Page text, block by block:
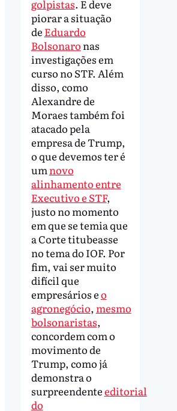
golpistas. E deve
piorar a situação
de Eduardo
Bolsonaro nas
investigações em
curso no STF. Além
disso, como
Alexandre de
Moraes também foi
atacado pela
empresa de Trump,
o que devemos ter é
umnovo
alinhamento entre
Executivo e STF,
justo no momento
em que se temia que
a Corte titubeasse
no tema do IOF. Por
fim, vai ser muito
difícil que
empresários eo
agronegócio, mesmo
bolsonaristas,
concordem com o
movimento de
Trump, como já
demonstra o
surpreendenteeditorial
do